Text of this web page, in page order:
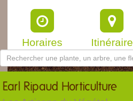
Horaires Itinéraire
Earl Ripaud Horticulture